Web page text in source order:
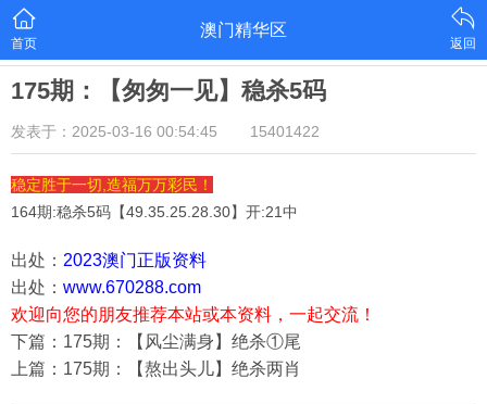
首页
澳门精华区
返回
175期：【匆匆一见】稳杀5码
发表于：2025-03-16 00:54:45 15401422
稳定胜于一切,造福万万彩民！
164期:稳杀5码【49.35.25.28.30】开:21中
出处： 2023澳门正版资料
出处： www.670288.com
欢迎向您的朋友推荐本站或本资料，一起交流！
下篇：175期：【风尘满身】绝杀①尾
上篇：175期：【熬出头儿】绝杀两肖